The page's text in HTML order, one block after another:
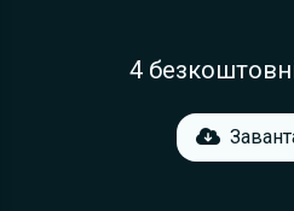
4 безкоштовні